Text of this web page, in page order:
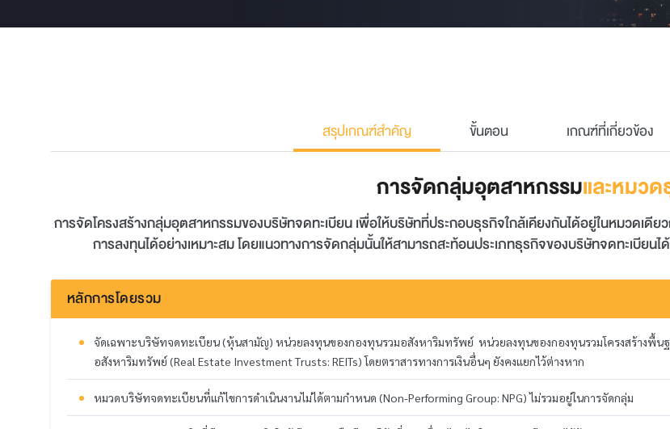
สรุปเกณฑ์สำคัญ ขั้นตอน เกณฑ์ที่เกี่ยวข้อง
การจัดกลุ่มอุตสาหกรรมและหมว
การจัดโครงสร้างกลุ่มอุตสาหกรรมของบริษัทจดทะเบียน เพื่อให้บริษัทที่ประกอบธุรกิจใกล้เคียงกันได้อยู่ในหมวดเดีย
การลงทุนได้อย่างเหมาะสม โดยแนวทางการจัดกลุ่มนั้นให้สามารถสะท้อนประเภทธุรกิจของบริษัทจดทะเบียน
หลักการโดยรวม
จัดเฉพาะบริษัทจดทะเบียน (หุ้นสามัญ) หน่วยลงทุนของกองทุนรวมอสังหาริมทรัพย์ หน่วยลงทุนของกองทุนรวมโครงสร้างพื้น
อสังหาริมทรัพย์ (Real Estate Investment Trusts: REITs) โดยตราสารทางการเงินอื่นๆ ยังคงแยกไว้ต่างหาก
หมวดบริษัทจดทะเบียนที่แก้ไขการดำเนินงานไม่ได้ตามกำหนด (Non-Performing Group: NPG) ไม่รวมอยู่ในการจัดกลุ่ม